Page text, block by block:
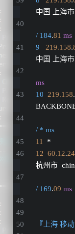
中国 上海
/ 184.81 ms
9
219.158.
中国 上海
ms
10
219.158.
/ * ms
11
  *
12 60.12.
杭州市
/ 169.09 ms
『上海 移